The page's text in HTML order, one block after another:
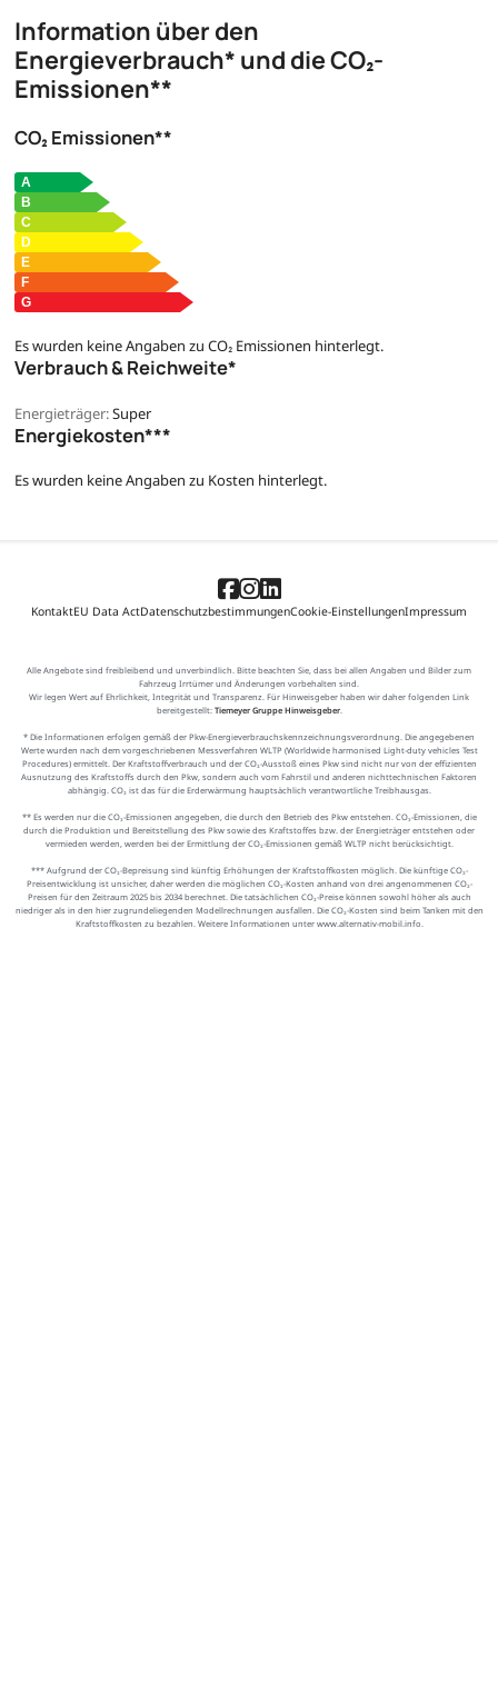
Information über den
Energieverbrauch* und die CO₂-
Emissionen**
CO₂ Emissionen**
Es wurden keine Angaben zu CO₂ Emissionen hinterlegt.
Verbrauch & Reichweite*
Energieträger:Super
Energiekosten***
Es wurden keine Angaben zu Kosten hinterlegt.
KontaktEU Data ActDatenschutzbestimmungenCookie-EinstellungenImpressum
Alle Angebote sind freibleibend und unverbindlich. Bitte beachten Sie, dass bei allen Angaben und Bilder zum
Fahrzeug Irrtümer und Änderungen vorbehalten sind.
Wir legen Wert auf Ehrlichkeit, Integrität und Transparenz. Für Hinweisgeber haben wir daher folgenden Link
bereitgestellt: Tiemeyer Gruppe Hinweisgeber.
* Die Informationen erfolgen gemäß der Pkw-Energieverbrauchskennzeichnungsverordnung. Die angegebenen
Werte wurden nach dem vorgeschriebenen Messverfahren WLTP (Worldwide harmonised Light-duty vehicles Test
Procedures) ermittelt. Der Kraftstoffverbrauch und der CO₂-Ausstoß eines Pkw sind nicht nur von der effizienten
Ausnutzung des Kraftstoffs durch den Pkw, sondern auch vom Fahrstil und anderen nichttechnischen Faktoren
abhängig. CO₂ ist das für die Erderwärmung hauptsächlich verantwortliche Treibhausgas.
** Es werden nur die CO₂-Emissionen angegeben, die durch den Betrieb des Pkw entstehen. CO₂-Emissionen, die
durch die Produktion und Bereitstellung des Pkw sowie des Kraftstoffes bzw. der Energieträger entstehen oder
vermieden werden, werden bei der Ermittlung der CO₂-Emissionen gemäß WLTP nicht berücksichtigt.
*** Aufgrund der CO₂-Bepreisung sind künftig Erhöhungen der Kraftstoffkosten möglich. Die künftige CO₂-
Preisentwicklung ist unsicher, daher werden die möglichen CO₂-Kosten anhand von drei angenommenen CO₂-
Preisen für den Zeitraum 2025 bis 2034 berechnet. Die tatsächlichen CO₂-Preise können sowohl höher als auch
niedriger als in den hier zugrundeliegenden Modellrechnungen ausfallen. Die CO₂-Kosten sind beim Tanken mit den
Kraftstoffkosten zu bezahlen. Weitere Informationen unter www.alternativ-mobil.info.